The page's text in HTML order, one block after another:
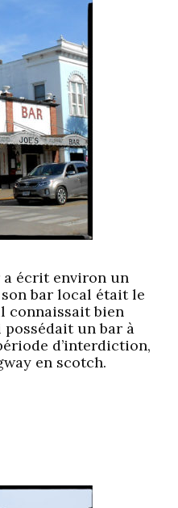
a écrit environ un
bar local était le
connaissait bien
un bar à
d’interdiction,
en scotch.